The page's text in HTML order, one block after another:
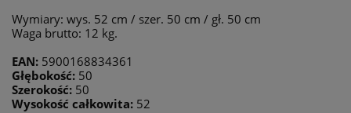
Wymiary: wys. 52 cm / szer. 50 cm / gł. 50 cm
Waga brutto: 12 kg.
EAN: 5900168834361
Głębokość: 50
Szerokość: 50
Wysokość całkowita: 52